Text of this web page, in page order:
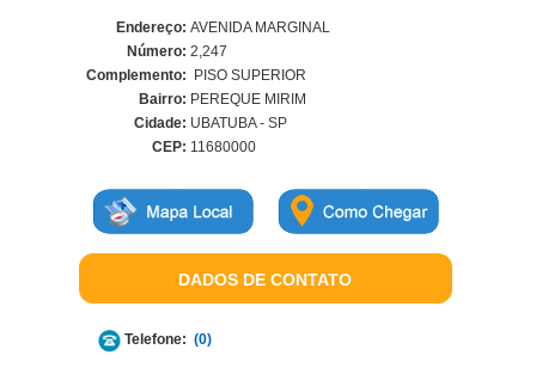
Endereço: AVENIDA MARGINAL
Número: 2,247
Complemento:
PISO SUPERIOR
Bairro: PEREQUE MIRIM
Cidade: UBATUBA - SP
CEP: 11680000
DADOS DE CONTATO
Telefone: (0)